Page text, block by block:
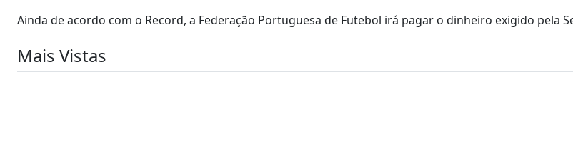
Ainda de acordo com o Record, a Federação Portuguesa de Futebol irá pagar o dinheiro exigido pela
Mais Vistas